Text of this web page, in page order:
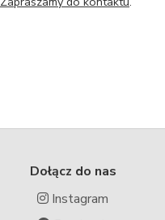
Dołącz do nas
Instagram